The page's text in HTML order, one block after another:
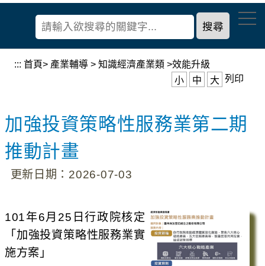
內
::: 首頁> 產業輔導 > 知識經濟產業類 >效能升級
小
中 大 列印
加強投資策略性服務業第二期
推動計畫
更新日期：2026-07-03
101年6月25日行政院核定
「加強投資策略性服務業實
施方案」